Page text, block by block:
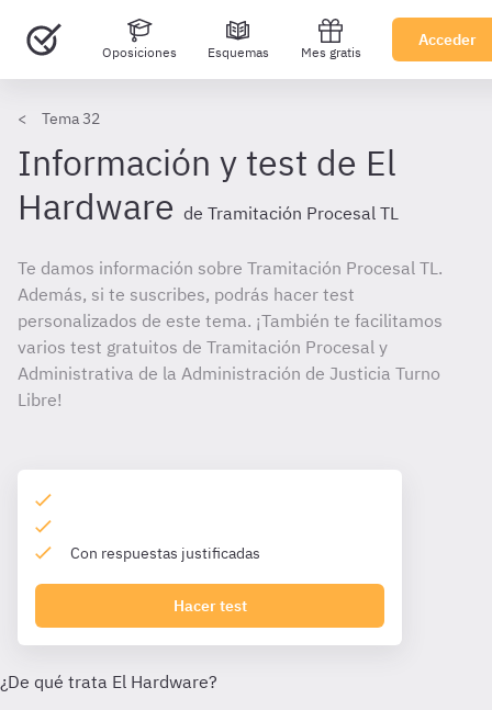
Oposiciones Esquemas Mes gratis
Acceder
Tema 32
Información y test de El
Hardware de Tramitación Procesal TL
Te damos información sobre Tramitación Procesal TL.
Además, si te suscribes, podrás hacer test
personalizados de este tema. ¡También te facilitamos
varios test gratuitos de Tramitación Procesal y
Administrativa de la Administración de Justicia Turno
Libre!
Con respuestas justificadas
Hacer test